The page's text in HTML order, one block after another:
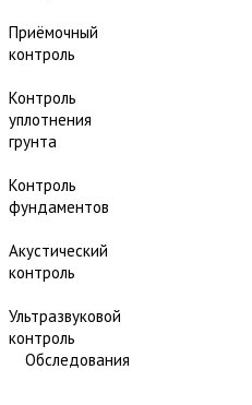
Приёмочный
контроль
Контроль
уплотнения
грунта
Контроль
фундаментов
Акустический
контроль
Ультразвуковой
контроль
Обследования